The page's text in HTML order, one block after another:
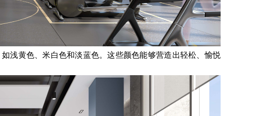
浅黄色、米白色和淡蓝色。这些颜色能够营造出轻松、愉悦